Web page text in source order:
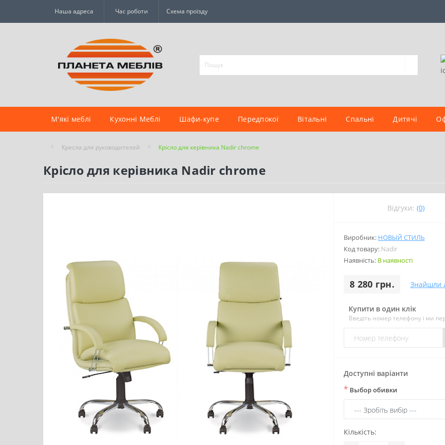
Наша адреса Час роботи Схема проїзду
М'які меблі Кухонні Меблі Шафи-купе Передпокої Вітальні Спальні Дитячі
Кресла для руководителей Крісло для керівника Nadir chrome
Крісло для керівника Nadir chrome
Відгуки: (0)
Виробник: НОВЫЙ СТИЛЬ
Код товару: Nadir
Наявність: В наявності
8 280 грн. Знайшли
Купити в один клік
Введіть номер телефону і ми
Доступні варіанти
* Выбор обивки
Кількість: